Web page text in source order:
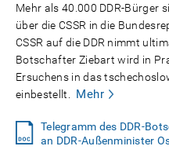
Mehr als 40.000 DDR-Bürger
über die CSSR in die
CSSR auf die DDR nimmt
Botschafter Ziebart wird in
Ersuchens in das
einbestellt.
Mehr
Telegramm des DDR-
an DDR-Außenminister